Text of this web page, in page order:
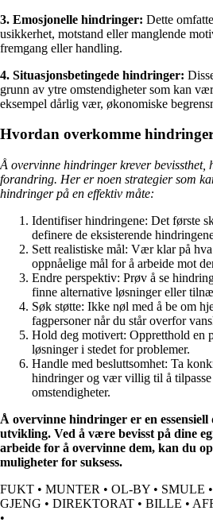
3. Emosjonelle hindringer: Dette
usikkerhet, motstand eller manglende
fremgang eller handling.
4. Situasjonsbetingede hindringer:
grunn av ytre omstendigheter som kan
eksempel dårlig vær, økonomiske
Hvordan overkomme
Å overvinne hindringer krever
forandring. Her er noen strategier som
hindringer på en effektiv måte:
Identifiser hindringene: Det første
definere de eksisterende
Sett realistiske mål: Vær klar på
oppnåelige mål for å arbeide mot
Endre perspektiv: Prøv å se
finne alternative løsninger eller
Søk støtte: Ikke nøl med å be om
fagpersoner når du står overfor
Hold deg motivert: Oppretthold en
løsninger i stedet for problemer.
Handle med besluttsomhet: Ta
hindringer og vær villig til å tilpasse
omstendigheter.
Å overvinne hindringer er en essensiell
utvikling. Ved å være bevisst på dine
arbeide for å overvinne dem, kan du
muligheter for suksess.
FUKT • MUNTER • OL-BY • SMULE •
GJENG • DIREKTORAT • BILLE •
•